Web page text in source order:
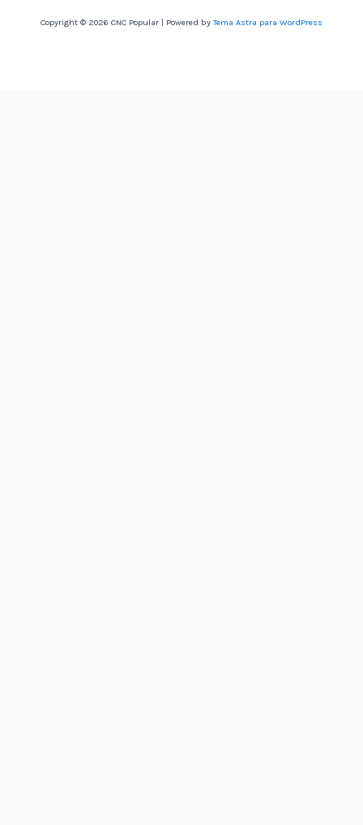
Copyright © 2026 CNC Popular | Powered by Tema Astra para WordPress